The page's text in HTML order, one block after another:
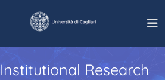
Institutional Research